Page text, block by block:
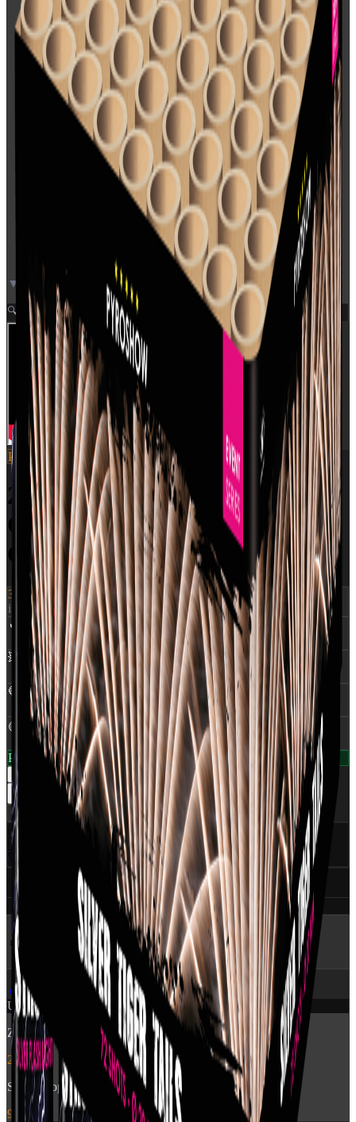
▼ Video neden for
🔍 Zoom
Pyroshow SKU: 2690
2690 - SILVER
CAULIFLOWER WITH
CRACKLING TAIL & MINE
399 kr.
inkl. moms
🔥
NEM 0,370 Kg
💥 Skud:25
🔵 Rør Ø:25 mm
🟡 Klasse:1,4G
På lager — klar til levering
−
Læg i kurv
✅ CE Godkendt
EU-certificeret
🇩🇰
Dansk distributørWorld Of Fireworks
🚀
Professionelt udvalg
Specifikationer (6) Ansvarlig part
🔥 Flere produkter fra Pyroshow
🎆
Udsolgt
Zensation: Brocade Crown
249 kr.
Stroboscope 60sec
99 kr.